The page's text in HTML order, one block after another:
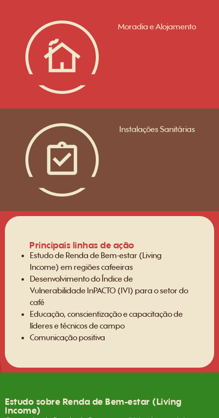
Moradia e Alojamento
Instalações Sanitárias
Principais linhas de ação
Estudo de Renda de Bem-estar (Living
Income) em regiões cafeeiras
Desenvolvimento do Índice de
Vulnerabilidade InPACTO (IVI) para o setor do
café
Educação, conscientização e capacitação de
líderes e técnicos de campo
Comunicação positiva
Estudo sobre Renda de Bem-estar (Living
Income)